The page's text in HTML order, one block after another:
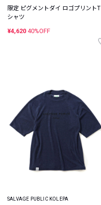
限定 ピグメントダイ ロゴプリントT
シャツ
¥4,620 40%OFF
SALVAGE PUBLIC KOLEPA